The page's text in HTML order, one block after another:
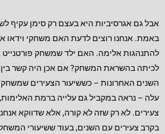
אבל גם אגרסיביות היא בעצם רק סימן עקיף
באמת. אנחנו רוצים לדעת האם משחקי וידאו
השנים האחרונות – כששיעור הצעירים
עלה – נראה במקביל גם עלייה ברמת
צעירים. לא רק שזה לא קורה, אלא שדווקא
בקרב צעירים עם השנים, בעוד ששיעורי